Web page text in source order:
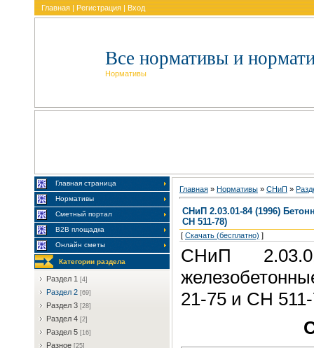
Главная | Регистрация | Вход
Все нормативы и
Нормативы
Главная страница
Нормативы
Сметный портал
В2В площадка
Онлайн сметы
Категории раздела
Paздeл 1 [4]
Paздeл 2 [69]
Paздeл 3 [28]
Paздeл 4 [2]
Paздeл 5 [16]
Разное [25]
Главная » Нормативы » CHиП »
СНиП 2.03.01-84 (1996)
СН 511-78)
[ Скачать (бесплатно) ]
СНиП
21-75 и СН